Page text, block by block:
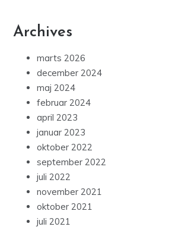
Archives
marts 2026
december 2024
maj 2024
februar 2024
april 2023
januar 2023
oktober 2022
september 2022
juli 2022
november 2021
oktober 2021
juli 2021